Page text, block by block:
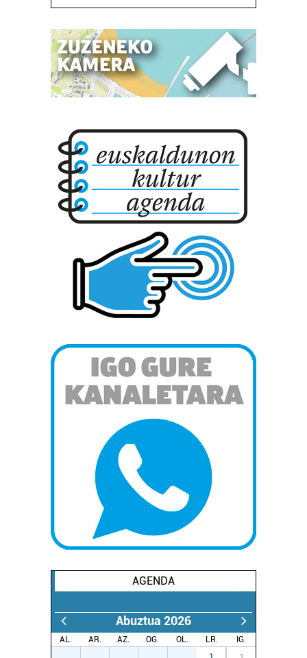
AGENDA
Abuztua 2026
AL. AR. AZ. OG. OL. LR.
IG.